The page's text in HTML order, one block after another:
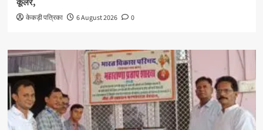
कूलर,
केकड़ी पत्रिका 6 August 2026 0